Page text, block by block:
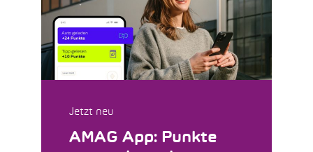
Jetzt neu
AMAG App: Punkte